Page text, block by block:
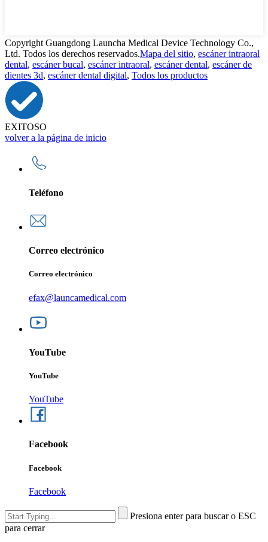
Copyright Guangdong Launcha Medical Device Technology Co.,
Ltd. Todos los derechos reservados.Mapa del sitio, escáner intraoral
dental, escáner bucal, escáner intraoral, escáner dental, escáner de
dientes 3d, escáner dental digital, Todos los productos
EXITOSO
volver a la página de inicio
Teléfono
Correo electrónico
Correo electrónico
efax@launcamedical.com
YouTube
YouTube
YouTube
Facebook
Facebook
Facebook
Presiona enter para buscar o ESC
para cerrar